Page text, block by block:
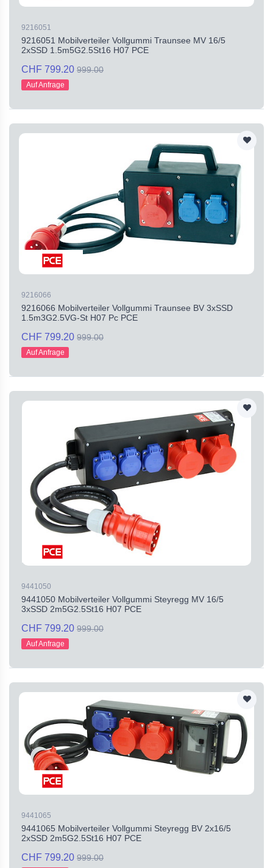
9216051
9216051 Mobilverteiler Vollgummi Traunsee MV 16/5
2xSSD 1.5m5G2.5St16 H07 PCE
CHF 799.20 999.00
Auf Anfrage
9216066
9216066 Mobilverteiler Vollgummi Traunsee BV 3xSSD
1.5m3G2.5VG-St H07 Pc PCE
CHF 799.20 999.00
Auf Anfrage
9441050
9441050 Mobilverteiler Vollgummi Steyregg MV 16/5
3xSSD 2m5G2.5St16 H07 PCE
CHF 799.20 999.00
Auf Anfrage
9441065
9441065 Mobilverteiler Vollgummi Steyregg BV 2x16/5
2xSSD 2m5G2.5St16 H07 PCE
CHF 799.20 999.00